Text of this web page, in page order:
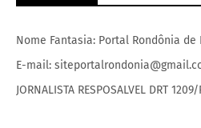
Nome Fantasia: Portal Rondônia de
E-mail:
JORNALISTA RESPOSALVEL DRT 1209/